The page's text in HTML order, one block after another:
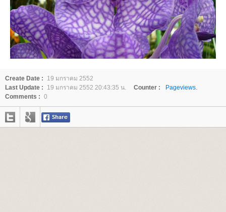
Create Date :
19 มกราคม 2552
Last Update :
19 มกราคม 2552 20:43:35 น. Counter :
Pageviews.
Comments : 0